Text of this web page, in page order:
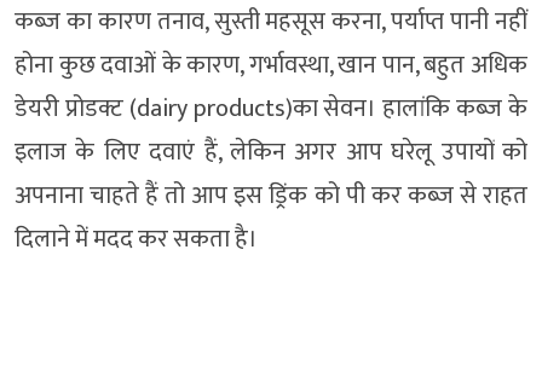
कब्ज का कारण तनाव, सुस्ती महसूस करना, पर्याप्त पानी नहीं
होना कुछ दवाओं के कारण, गर्भावस्था, खान पान, बहुत अधिक
डेयरी प्रोडक्ट (dairy products)का सेवन। हालांकि कब्ज के
इलाज के लिए दवाएं हैं, लेकिन अगर आप घरेलू उपायों को
अपनाना चाहते हैं तो आप इस ड्रिंक को पी कर कब्ज से राहत
दिलाने में मदद कर सकता है।